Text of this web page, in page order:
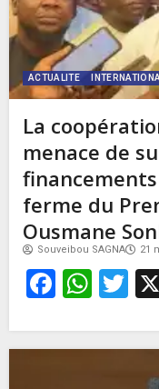
ACTUALITE
La
menace de
ferme du
Ousmane
Souveibou SAGNA 21